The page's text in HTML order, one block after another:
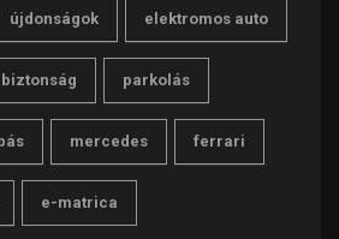
újdonságok elektromos auto
biztonság parkolás
mercedes ferrari
e-matrica